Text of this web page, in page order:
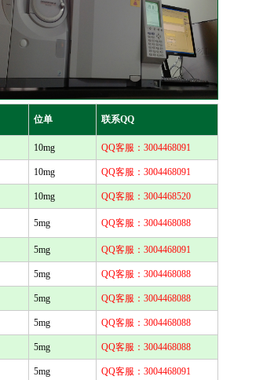
位单 联系QQ
10mg QQ客服：3004468091
10mg QQ客服：3004468091
10mg
QQ客服：3004468520
5mg QQ客服：3004468088
5mg QQ客服：3004468091
5mg QQ客服：3004468088
5mg QQ客服：3004468088
5mg QQ客服：3004468088
5mg QQ客服：3004468088
5mg QQ客服：3004468091